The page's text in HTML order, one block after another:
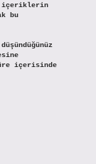
içeriklerin
bu
içerisinde